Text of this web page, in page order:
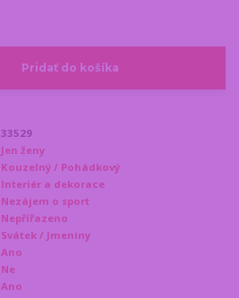
Pridať do košíka
33529
Jen ženy
Kouzelný / Pohádkový
Interiér a dekorace
Nezájem o sport
Nepřířazeno
Svátek / Jmeniny
Ano
Ne
Ano